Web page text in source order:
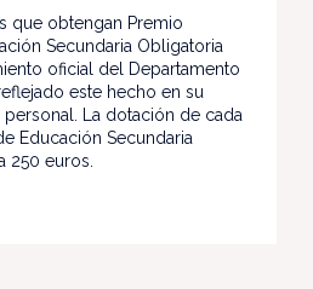
que obtengan Premio
Secundaria Obligatoria
oficial del Departamento
este hecho en su
La dotación de cada
Educación Secundaria
250 euros.